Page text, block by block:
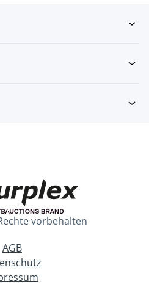
vorbehalten
AGB